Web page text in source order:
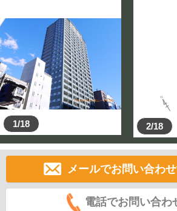
1/18 2/18
メールでお問い合わ
電話でお問い合わ